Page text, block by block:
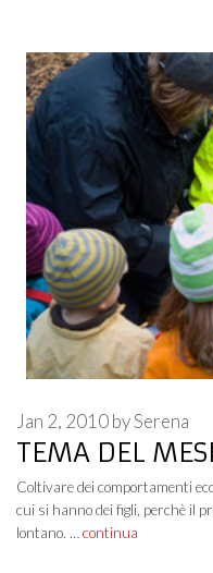
TEMA DEL
Jan 2, 2010bySerena
Coltivare dei comportamenti
cui si hanno dei figli, perchè il
lontano. … continua